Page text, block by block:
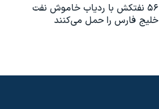
۵۶ نفتکش با ردیاب خاموش نفت
خلیج فارس را حمل می‌کنند